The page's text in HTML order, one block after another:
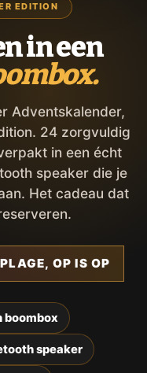
EDITION
in een
Adventskalender,
24 zorgvuldig
in een écht
speaker die je
Het cadeau dat
OP IS OP
boombox
speaker